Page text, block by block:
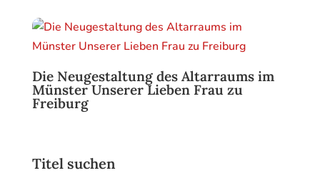
Die Neugestaltung des Altarraums im
Münster Unserer Lieben Frau zu
Freiburg
Titel suchen